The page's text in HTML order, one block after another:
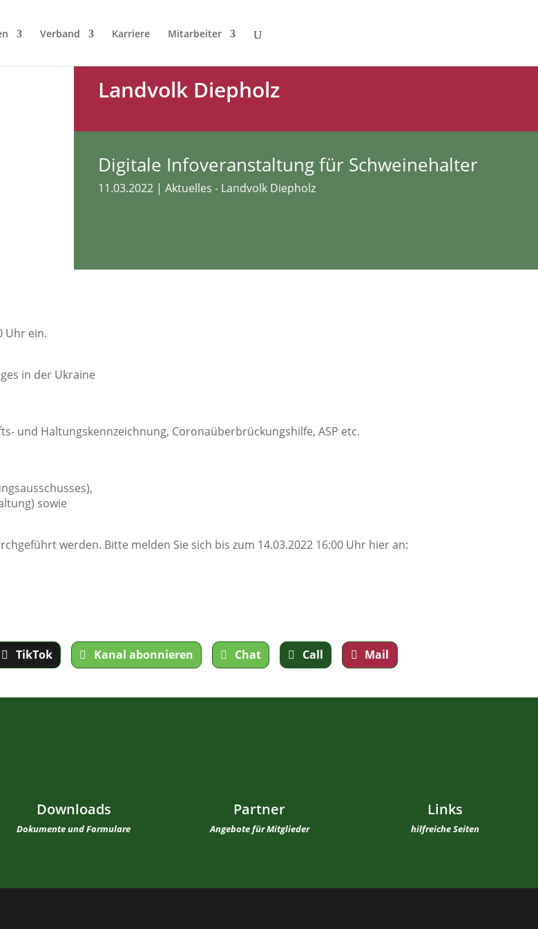
Verband Karriere Mitarbeiter
Landvolk Diepholz
Digitale Infoveranstaltung für Schweinehalter
11.03.2022 | Aktuelles - Landvolk Diepholz
Uhr ein.
in der Ukraine
und Haltungskennzeichnung, Coronaüberbrückungshilfe, ASP etc.
sowie
werden. Bitte melden Sie sich bis zum 14.03.2022 16:00 Uhr hier an:
TikTok Kanal abonnieren Chat Call Mail
Downloads
Dokumente und Formulare
Partner
Angebote für Mitglieder
Links
hilfreiche Seiten